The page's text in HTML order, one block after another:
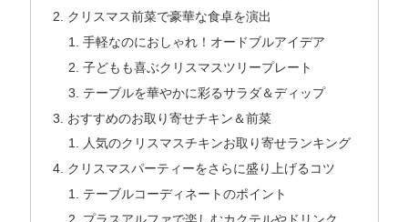
クリスマス前菜で豪華な食卓を演出
手軽なのにおしゃれ！オードブルアイデア
子どもも喜ぶクリスマスツリープレート
テーブルを華やかに彩るサラダ＆ディップ
おすすめのお取り寄せチキン＆前菜
人気のクリスマスチキンお取り寄せランキング
クリスマスパーティーをさらに盛り上げるコツ
テーブルコーディネートのポイント